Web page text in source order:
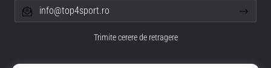
info@top4sport.ro
Trimite cerere de retragere